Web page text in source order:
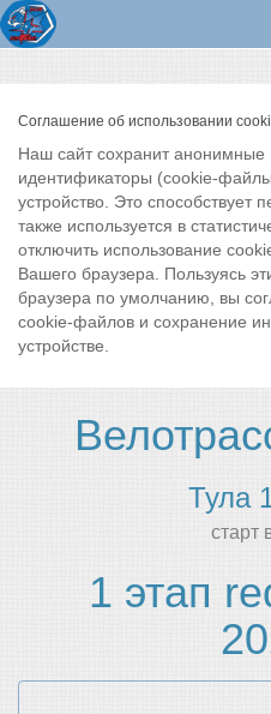
Соглашение об использовании
Наш сайт сохранит анонимные
идентификаторы (cookie-
устройство. Это способствует
также используется в
отключить использование
Вашего браузера. Пользуясь
браузера по умолчанию, вы
cookie-файлов и сохранение
устройстве.
Тула
cтарт
1 этап